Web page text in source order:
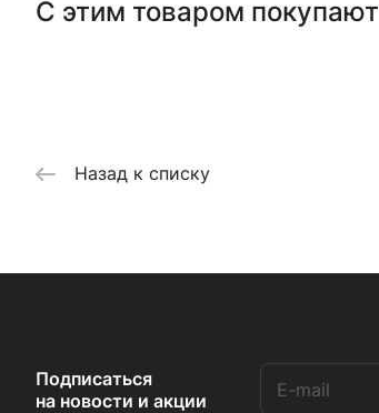
С этим товаром покупают
Назад к списку
Подписаться
на новости и акции